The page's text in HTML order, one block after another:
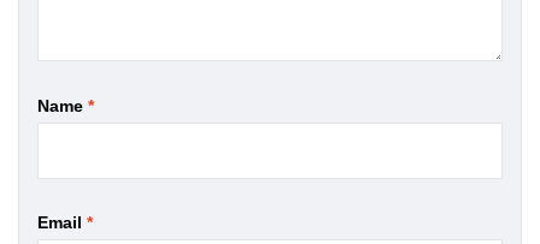
Name *
Email *